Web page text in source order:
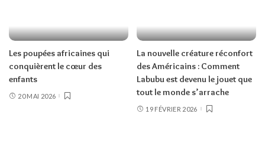
Les poupées africaines qui
conquièrent le cœur des
enfants
20 MAI 2026
La nouvelle créature réconfort
des Américains : Comment
Labubu est devenu le jouet que
tout le monde s’arrache
19 FÉVRIER 2026